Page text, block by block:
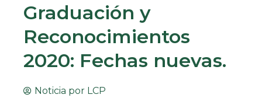
Graduación y
Reconocimientos
2020: Fechas nuevas.
Noticia por LCP